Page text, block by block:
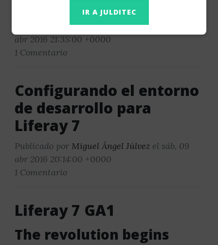
Con un fragment (PKA hook)
Publicado porMiguel Ángel Júlvez
abr 2016 21:35:00 +0000
1 Comentario
Configurando el entorno
de desarrollo para
Liferay 7
Publicado por Miguel Ángel Júlvez el sáb, 09
abr 2016 20:14:00 +0000
1 Comentario
Liferay 7 GA1
The revolution begins
IR A JULDITEC